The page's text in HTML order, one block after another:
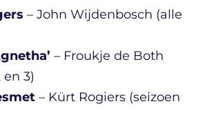
– John Wijdenbosch (alle
– Froukje de Both
en 3)
– Kürt Rogiers (seizoen